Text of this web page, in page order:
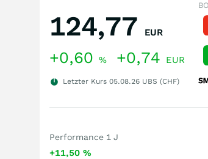
124,77 EUR
+0,60 % +0,74 EUR
Letzter Kurs 05.08.26 UBS (CHF)
Performance 1 J
+11,50 %